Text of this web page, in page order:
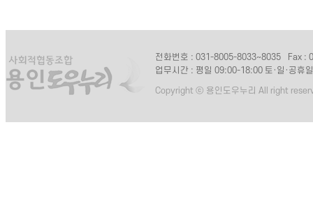
전화번호 : 031-8005-8033~8035
Fax :
업무시간 : 평일 09:00-18:00 토·일·공휴
Copyright ⓒ 용인도우누리 All right